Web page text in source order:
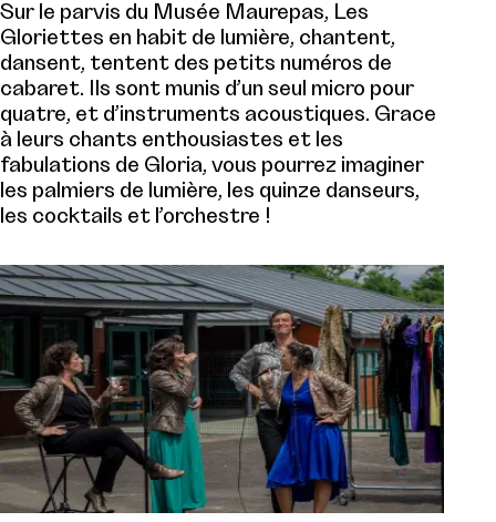
Sur le parvis du Musée Maurepas, Les
Gloriettes en habit de lumière, chantent,
dansent, tentent des petits numéros de
cabaret. Ils sont munis d’un seul micro pour
quatre, et d’instruments acoustiques. Grace
à leurs chants enthousiastes et les
fabulations de Gloria, vous pourrez imaginer
les palmiers de lumière, les quinze danseurs,
les cocktails et l’orchestre !